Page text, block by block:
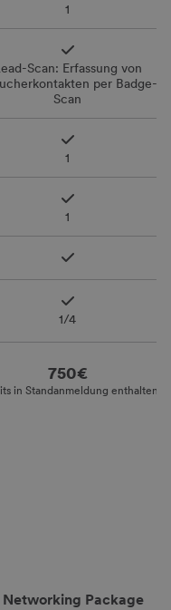
1
Scan: Erfassung von
per Badge-
Scan
1
1
1/4
750€
in Standanmeldung enthalten
Package